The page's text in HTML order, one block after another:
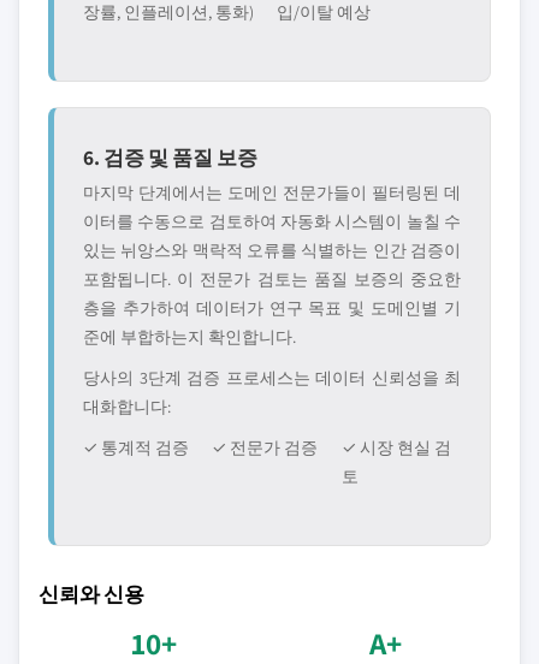
장률, 인플레이션, 통화)
입/이탈 예상
6. 검증 및 품질 보증
마지막 단계에서는 도메인 전문가들이 필터링된 데
이터를 수동으로 검토하여 자동화 시스템이 놀칠 수
있는 뉘앙스와 맥락적 오류를 식별하는 인간 검증이
포함됩니다. 이 전문가 검토는 품질 보증의 중요한
층을 추가하여 데이터가 연구 목표 및 도메인별 기
준에 부합하는지 확인합니다.
당사의 3단계 검증 프로세스는 데이터 신뢰성을 최
대화합니다:
✓ 통계적 검증
✓ 전문가 검증
✓ 시장 현실 검
토
신뢰와 신용
10+ A+